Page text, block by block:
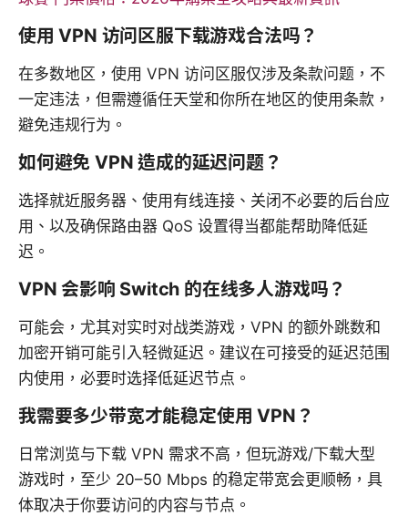
使用 VPN 访问区服下载游戏合法吗？
在多数地区，使用 VPN 访问区服仅涉及条款问题，不
一定违法，但需遵循任天堂和你所在地区的使用条款，
避免违规行为。
如何避免 VPN 造成的延迟问题？
选择就近服务器、使用有线连接、关闭不必要的后台应
用、以及确保路由器 QoS 设置得当都能帮助降低延
迟。
VPN 会影响 Switch 的在线多人游戏吗？
可能会，尤其对实时对战类游戏，VPN 的额外跳数和
加密开销可能引入轻微延迟。建议在可接受的延迟范围
内使用，必要时选择低延迟节点。
我需要多少带宽才能稳定使用 VPN？
日常浏览与下载 VPN 需求不高，但玩游戏/下载大型
游戏时，至少 20–50 Mbps 的稳定带宽会更顺畅，具
体取决于你要访问的内容与节点。